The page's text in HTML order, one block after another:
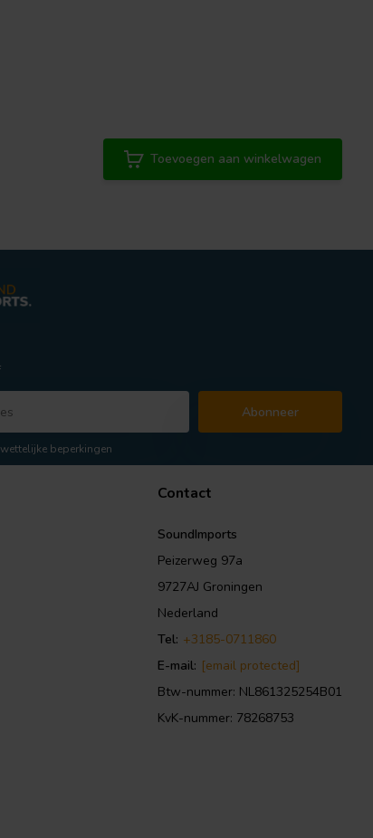
Toevoegen aan winkelwagen
Abonneer
beperkingen
Contact
SoundImports
Peizerweg 97a
9727AJ Groningen
Nederland
Tel: +3185-0711860
E-mail: [email protected]
Btw-nummer: NL861325254B01
KvK-nummer: 78268753